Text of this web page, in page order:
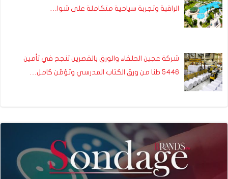
الراقية وتجربة سياحية متكاملة على شوا…
شركة عجين الحلفاء والورق بالقصرين تنجح في تأمين
5446 طنا من ورق الكتاب المدرسي وتؤمّن كامل…